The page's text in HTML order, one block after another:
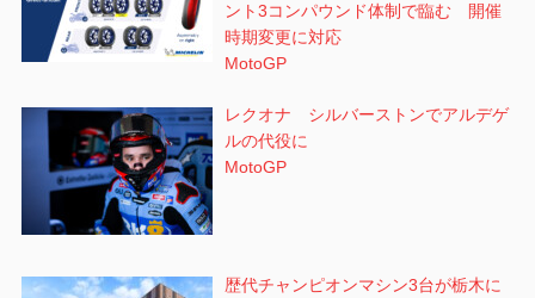
ント3コンパウンド体制で臨む 開催
時期変更に対応
MotoGP
レクオナ シルバーストンでアルデゲ
ルの代役に
MotoGP
歴代チャンピオンマシン3台が栃木に